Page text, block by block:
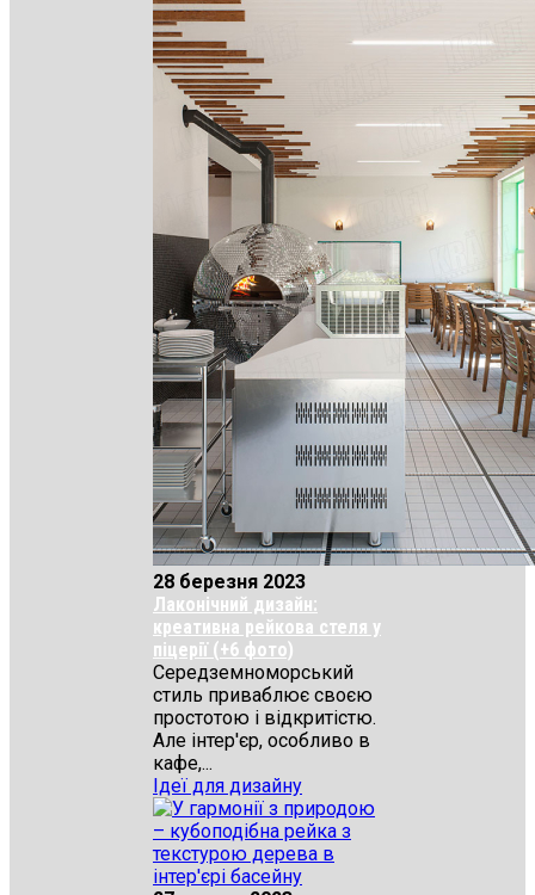
28 березня 2023
Лаконічний дизайн:
креативна рейкова стеля у
піцерії (+6 фото)
Середземноморський
стиль приваблює своєю
простотою і відкритістю.
Але інтер'єр, особливо в
кафе,...
Ідеї для дизайну